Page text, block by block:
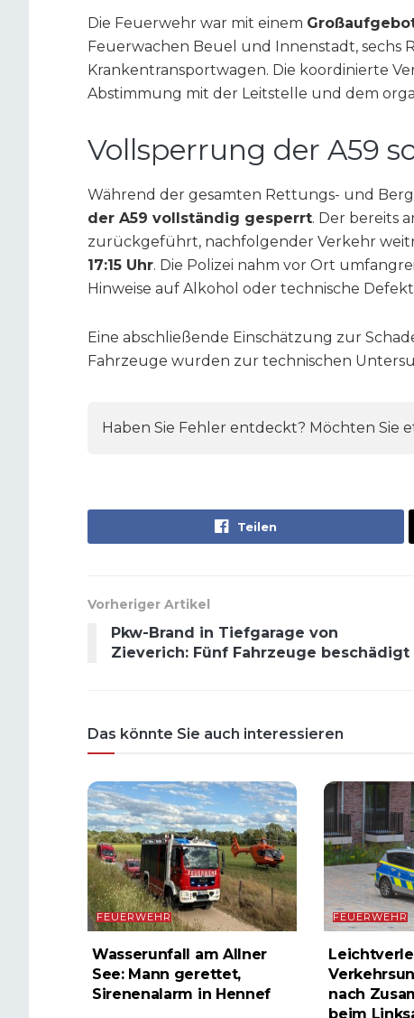
Die Feuerwehr war mit einem
Feuerwachen Beuel und Innenstadt, sechs
Krankentransportwagen. Die koordinierte
Abstimmung mit der Leitstelle und dem
Vollsperrung der A59
Während der gesamten Rettungs- und
der A59 vollständig gesperrt. Der bereits
zurückgeführt, nachfolgender Verkehr
17:15 Uhr. Die Polizei nahm vor Ort
Hinweise auf Alkohol oder technische
Eine abschließende Einschätzung zur
Fahrzeuge wurden zur technischen
Haben Sie Fehler entdeckt? Möchten Sie
Teilen
Vorheriger Artikel
Pkw-Brand in Tiefgarage von
Zieverich: Fünf Fahrzeuge beschädigt
Das könnte Sie auch interessieren
FEUERWEHR
Wasserunfall am Allner
See: Mann gerettet,
Sirenenalarm in Hennef
FEUERWEHR
nach
beim